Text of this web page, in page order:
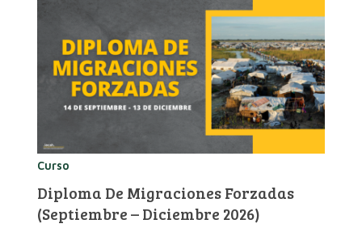
Curso
Diploma De Migraciones Forzadas
(septiembre – Diciembre 2026)